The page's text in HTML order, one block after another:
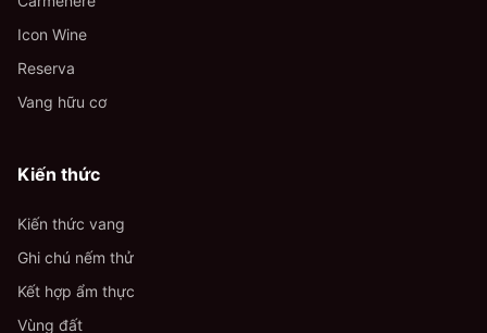
Icon Wine
Reserva
Vang hữu cơ
Kiến thức
Kiến thức vang
Ghi chú nếm thử
Kết hợp ẩm thực
Vùng đất